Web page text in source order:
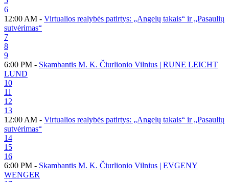
6
12:00 AM - Virtualios realybės patirtys: „Angelų takais“ ir „Pasaulių
sutvėrimas“
7
8
9
6:00 PM - Skambantis M. K. Čiurlionio Vilnius | RUNE LEICHT
LUND
10
11
12
13
12:00 AM - Virtualios realybės patirtys: „Angelų takais“ ir „Pasaulių
sutvėrimas“
14
15
16
6:00 PM - Skambantis M. K. Čiurlionio Vilnius | EVGENY
WENGER